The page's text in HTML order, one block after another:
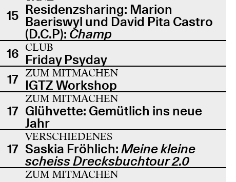
15 Residenzsharing: Marion
Baeriswyl und David Pita Castro
(D.C.P): Champ
16 CLUB
Friday Psyday
17 ZUM MITMACHEN
IGTZ Workshop
17
ZUM MITMACHEN
Glühvette: Gemütlich ins neue
Jahr
17
VERSCHIEDENES
Saskia Fröhlich: Meine kleine
scheiss Drecksbuchtour 2.0
ZUM MITMACHEN